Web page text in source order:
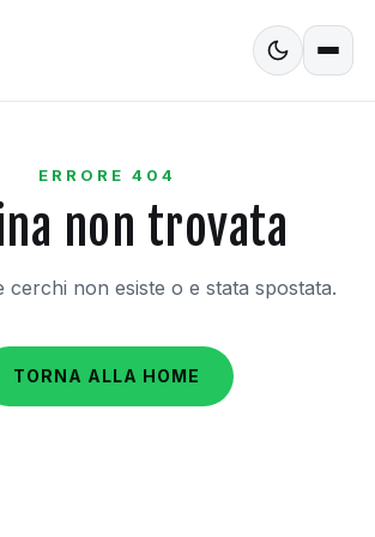
ERRORE 404
non trovata
cerchi non esiste o e stata spostata.
TORNA ALLA HOME